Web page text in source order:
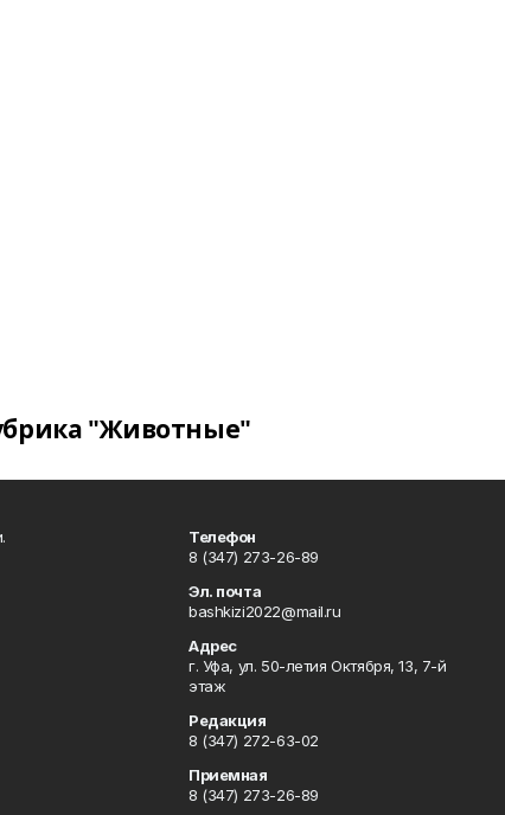
"Животные"
Телефон
8 (347) 273-26-89
Эл. почта
bashkizi2022@mail.ru
Адрес
г. Уфа, ул. 50-летия Октября, 13, 7-й
этаж
Редакция
8 (347) 272-63-02
Приемная
8 (347) 273-26-89